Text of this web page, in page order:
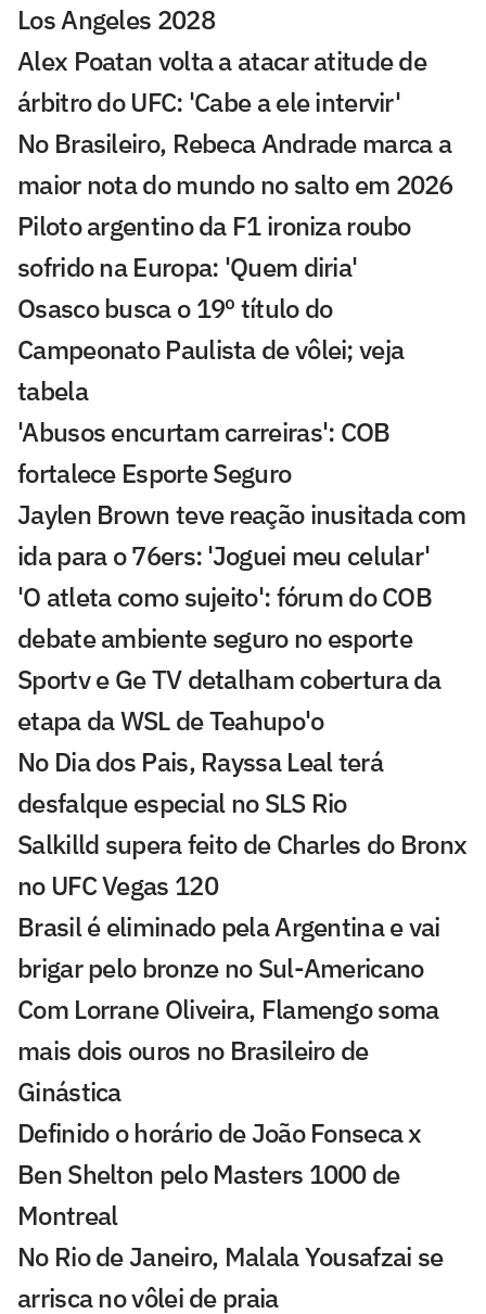
Los Angeles 2028
Alex Poatan volta a atacar atitude de
árbitro do UFC: 'Cabe a ele intervir'
No Brasileiro, Rebeca Andrade marca a
maior nota do mundo no salto em 2026
Piloto argentino da F1 ironiza roubo
sofrido na Europa: 'Quem diria'
Osasco busca o 19º título do
Campeonato Paulista de vôlei; veja
tabela
'Abusos encurtam carreiras': COB
fortalece Esporte Seguro
Jaylen Brown teve reação inusitada com
ida para o 76ers: 'Joguei meu celular'
'O atleta como sujeito': fórum do COB
debate ambiente seguro no esporte
Sportv e Ge TV detalham cobertura da
etapa da WSL de Teahupo'o
No Dia dos Pais, Rayssa Leal terá
desfalque especial no SLS Rio
Salkilld supera feito de Charles do Bronx
no UFC Vegas 120
Brasil é eliminado pela Argentina e vai
brigar pelo bronze no Sul-Americano
Com Lorrane Oliveira, Flamengo soma
mais dois ouros no Brasileiro de
Ginástica
Definido o horário de João Fonseca x
Ben Shelton pelo Masters 1000 de
Montreal
No Rio de Janeiro, Malala Yousafzai se
arrisca no vôlei de praia